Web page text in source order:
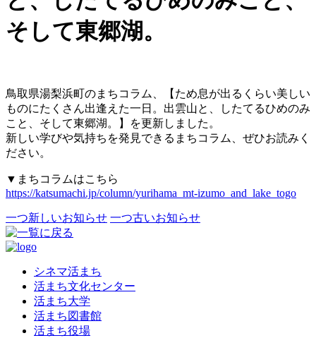
そして東郷湖。
鳥取県湯梨浜町のまちコラム、【ため息が出るくらい美しい
ものにたくさん出逢えた一日。出雲山と、したてるひめのみ
こと、そして東郷湖。】を更新しました。
新しい学びや気持ちを発見できるまちコラム、ぜひお読みく
ださい。
▼まちコラムはこちら
https://katsumachi.jp/column/yurihama_mt-izumo_and_lake_togo
一つ新しいお知らせ 一つ古いお知らせ
シネマ活まち
活まち文化センター
活まち大学
活まち図書館
活まち役場